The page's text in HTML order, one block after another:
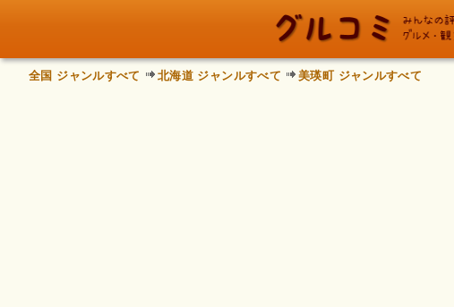
全国 ジャンルすべて 北海道 ジャンルすべて 美瑛町 ジャンルすべて